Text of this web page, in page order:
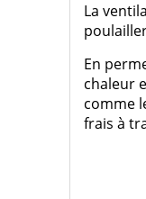
La
En
chaleur
comme
frais à